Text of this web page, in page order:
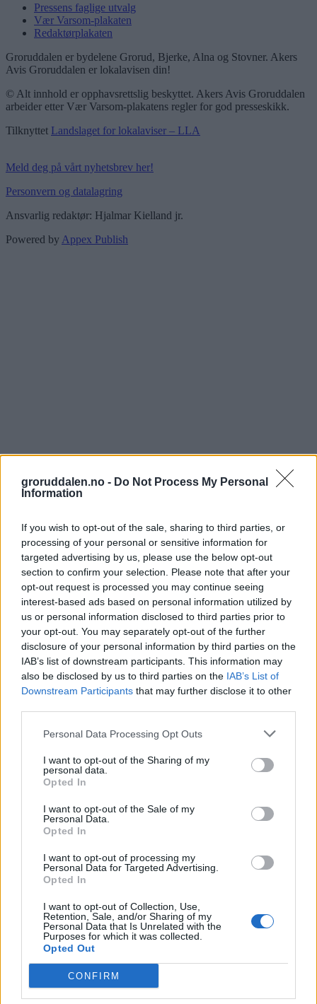
groruddalen.no - Do Not Process My Personal
Information
If you wish to opt-out of the sale, sharing to third parties, or
processing of your personal or sensitive information for
targeted advertising by us, please use the below opt-out
section to confirm your selection. Please note that after your
opt-out request is processed you may continue seeing
interest-based ads based on personal information utilized by
us or personal information disclosed to third parties prior to
your opt-out. You may separately opt-out of the further
disclosure of your personal information by third parties on the
IAB’s list of downstream participants. This information may
also be disclosed by us to third parties on the IAB’s List of
Downstream Participants that may further disclose it to other
Personal Data Processing Opt Outs
I want to opt-out of the Sharing of my
personal data.
Opted In
I want to opt-out of the Sale of my
Personal Data.
Opted In
I want to opt-out of processing my
Personal Data for Targeted Advertising.
Opted In
I want to opt-out of Collection, Use,
Retention, Sale, and/or Sharing of my
Personal Data that Is Unrelated with the
Purposes for which it was collected.
Opted Out
CONFIRM
Pressens faglige utvalg
Vær Varsom-plakaten
Redaktørplakaten
Groruddalen er bydelene Grorud, Bjerke, Alna og Stovner. Akers
Avis Groruddalen er lokalavisen din!
© Alt innhold er opphavsrettslig beskyttet. Akers Avis Groruddalen
arbeider etter Vær Varsom-plakatens regler for god presseskikk.
Tilknyttet Landslaget for lokalaviser – LLA
Meld deg på vårt nyhetsbrev her!
Personvern og datalagring
Ansvarlig redaktør: Hjalmar Kielland jr.
Powered by Appex Publish